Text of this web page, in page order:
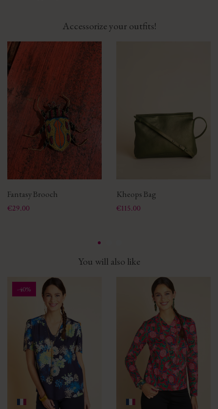
Accessorize your outfits!
Fantasy Brooch
Price
€29.00
Kheops Bag
Price
€115.00
You will also like
-40%